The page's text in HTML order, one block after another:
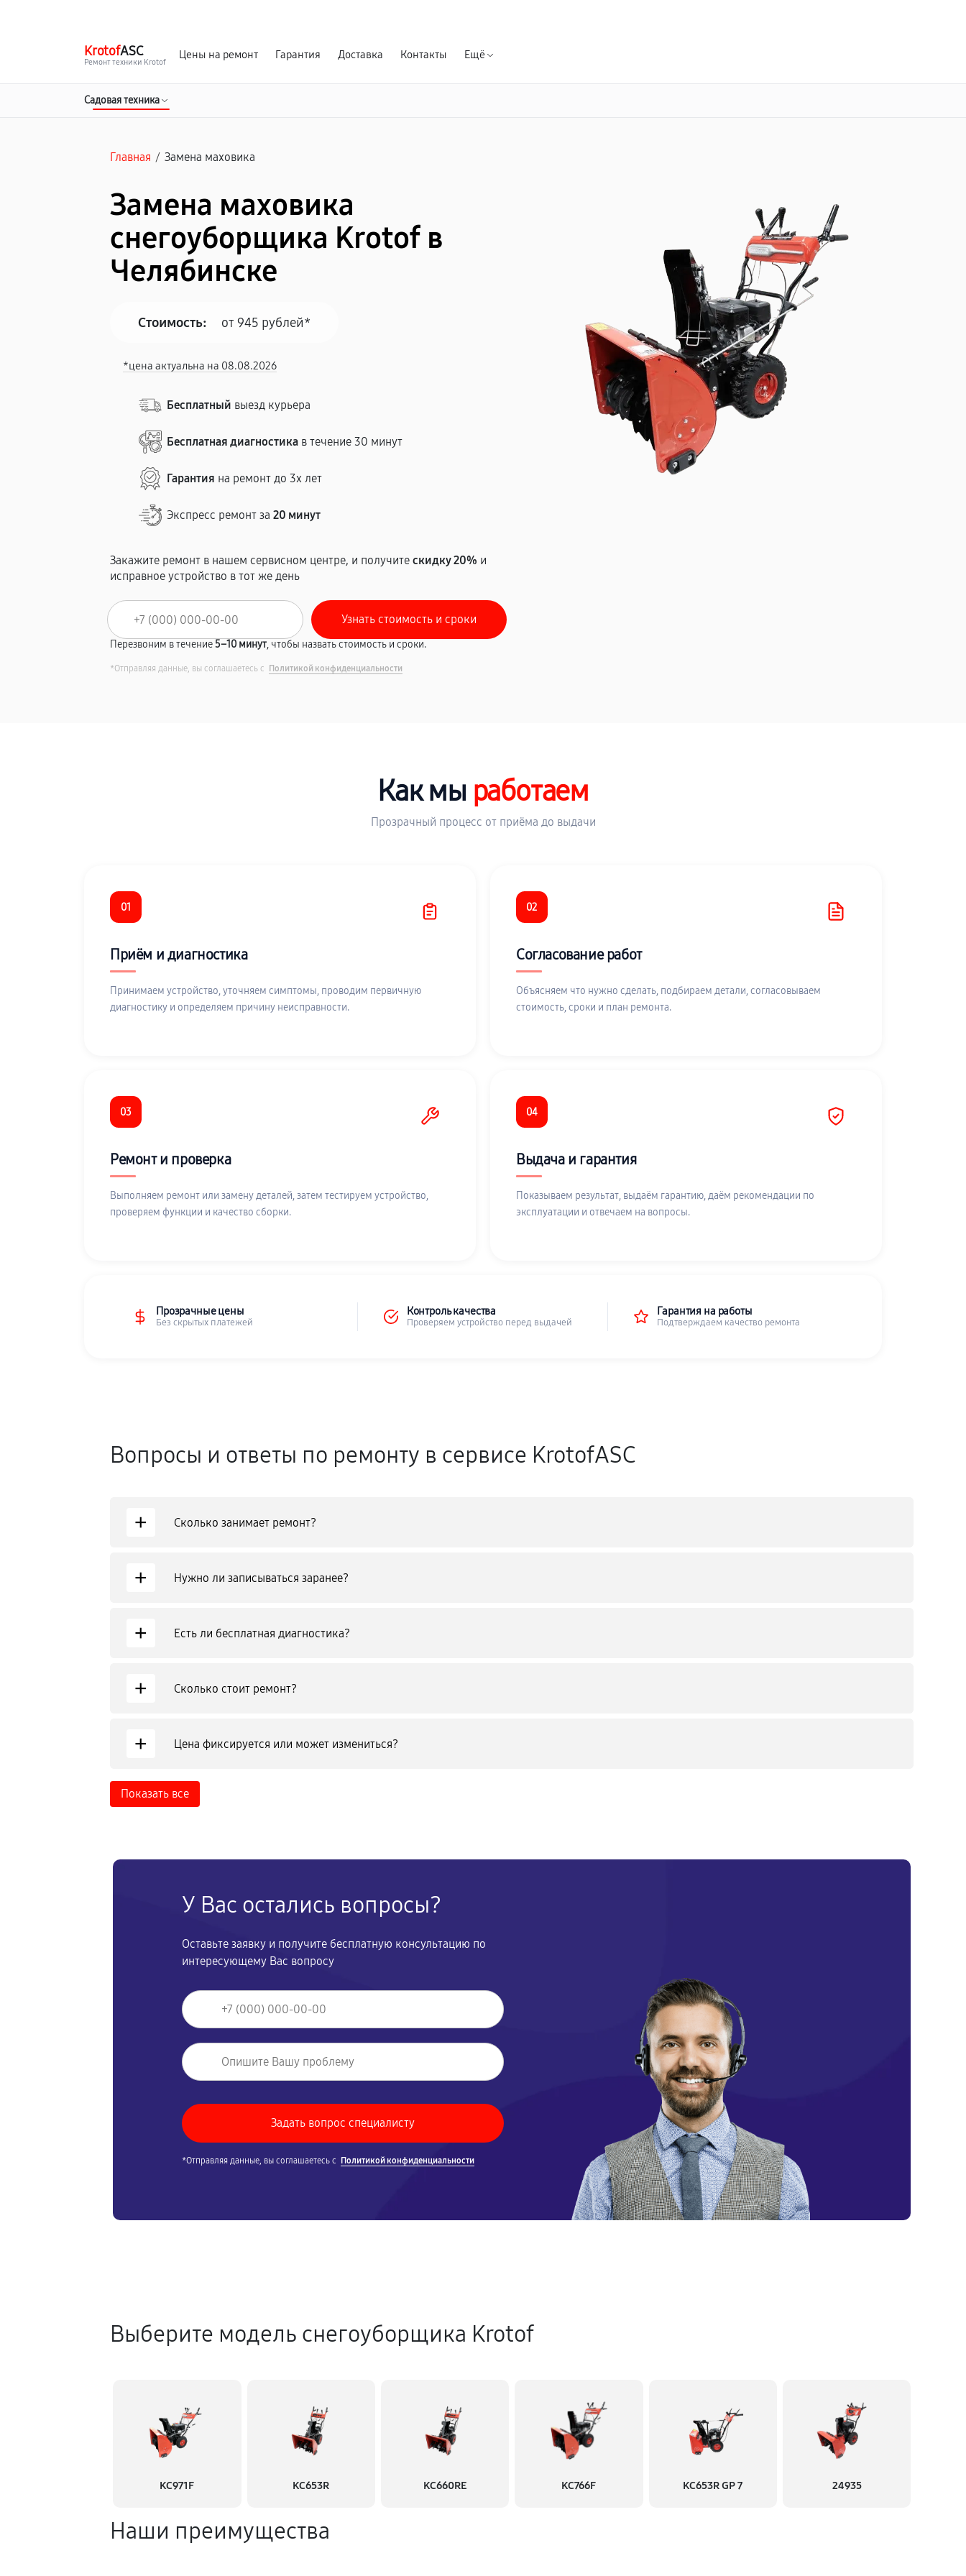
KrotofASC
Ремонт техники Krotof
Цены на ремонт Гарантия Доставка Контакты Ещё
Садовая техника
Главная / Замена маховика
Замена маховика
снегоуборщика Krotof в
Челябинске
Стоимость: от 945 рублей*
*цена актуальна на 08.08.2026
Бесплатный выезд курьера
Бесплатная диагностика в течение 30 минут
Гарантия на ремонт до 3х лет
Экспресс ремонт за20 минут
Закажите ремонт в нашем сервисном центре, и получитескидку 20% и
исправное устройство в тот же день
Перезвоним в течение5–10 минут, чтобы назвать стоимость и сроки.
*Отправляя данные, вы соглашаетесь с Политикой конфиденциальности
Как мы работаем
Прозрачный процесс от приёма до выдачи
01
Приём и диагностика
Принимаем устройство, уточняем симптомы, проводим первичную
диагностику и определяем причину неисправности.
02
Согласование работ
Объясняем что нужно сделать, подбираем детали, согласовываем
стоимость, сроки и план ремонта.
03
Ремонт и проверка
Выполняем ремонт или замену деталей, затем тестируем устройство,
проверяем функции и качество сборки.
04
Выдача и гарантия
Показываем результат, выдаём гарантию, даём рекомендации по
эксплуатации и отвечаем на вопросы.
Прозрачные цены
Без скрытых платежей
Контроль качества
Проверяем устройство перед выдачей
Гарантия на работы
Подтверждаем качество ремонта
Вопросы и ответы по ремонту в сервисе KrotofASC
+ Сколько занимает ремонт?
+ Нужно ли записываться заранее?
+ Есть ли бесплатная диагностика?
+ Сколько стоит ремонт?
+ Цена фиксируется или может измениться?
Показать все
У Вас остались вопросы?
Оставьте заявку и получите бесплатную консультацию по
интересующему Вас вопросу
*Отправляя данные, вы соглашаетесь с Политикой конфиденциальности
Выберите модель снегоуборщика Krotof
KC971F KC653R KC660RE KC766F KC653R GP 7 24935
Наши преимущества